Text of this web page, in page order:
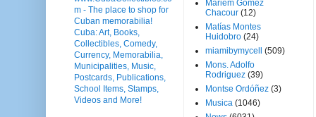
Mariem Gómez
Chacour (12)
Matías Montes
Huidobro (24)
miamibymycell
(509)
Mons. Adolfo
Rodriguez (39)
Montse Ordóñez (3)
Musica (1046)